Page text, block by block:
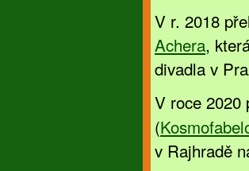
V r. 2018
Achera,
divadla v
V roce 2020
(
v Rajhradě